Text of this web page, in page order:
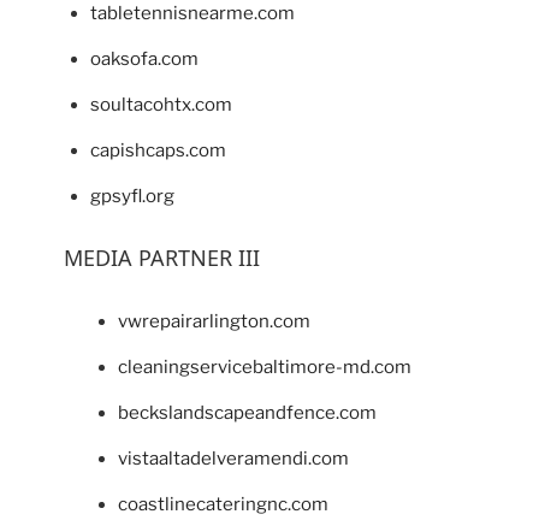
tabletennisnearme.com
oaksofa.com
soultacohtx.com
capishcaps.com
gpsyfl.org
MEDIA PARTNER III
vwrepairarlington.com
cleaningservicebaltimore-md.com
beckslandscapeandfence.com
vistaaltadelveramendi.com
coastlinecateringnc.com